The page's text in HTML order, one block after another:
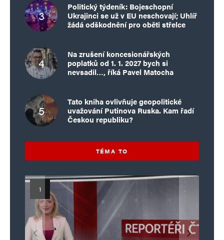
Politický týdeník: Bojeschopní
Ukrajinci se už v EU neschovají; Uhlíř
žádá odškodnění pro oběti střelce
Na zrušení koncesionářských
poplatků od 1. 1. 2027 bych si
nevsadil…, říká Pavel Matocha
Tato kniha ovlivňuje geopolitické
uvažování Putinova Ruska. Kam řadí
Českou republiku?
TÉMA TO
Islamistický teror v EU, 6. díl:
Mýty o Václavu Klausovi:
Vymíráme a politici lžou: